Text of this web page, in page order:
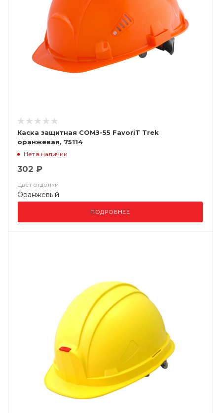
Каска защитная СОМЗ-55 FavoriT Trek
оранжевая, 75114
Нет в наличии
302 ₽
Цвет отделки
Оранжевый
ПОДРОБНЕЕ